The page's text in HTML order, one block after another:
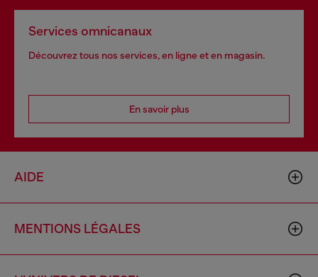
Services omnicanaux
Découvrez tous nos services, en ligne et en magasin.
En savoir plus
AIDE
MENTIONS LÉGALES